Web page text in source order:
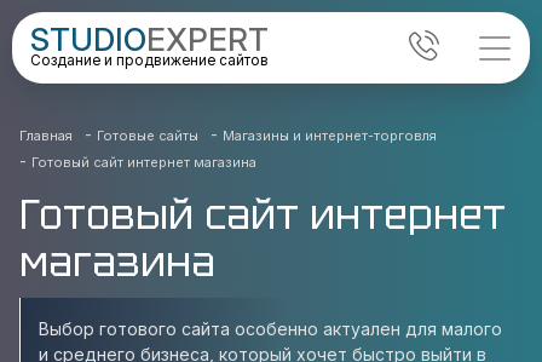
STUDIOEXPERT
Создание и продвижение сайтов
Главная - Готовые сайты - Магазины и интернет-торговля
- Готовый сайт интернет магазина
Готовый сайт интернет
магазина
Выбор готового сайта особенно актуален для малого
и среднего бизнеса, который хочет быстро выйти в